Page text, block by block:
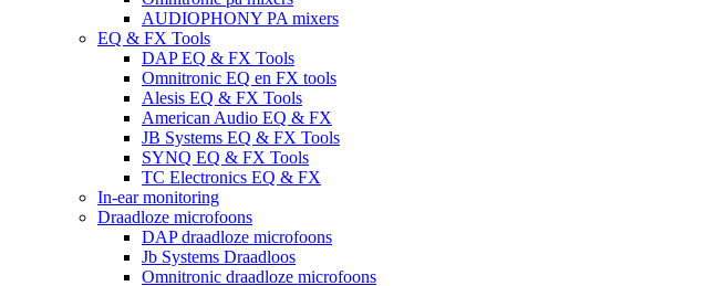
AUDIOPHONY PA mixers
EQ & FX Tools
DAP EQ & FX Tools
Omnitronic EQ en FX tools
Alesis EQ & FX Tools
American Audio EQ & FX
JB Systems EQ & FX Tools
SYNQ EQ & FX Tools
TC Electronics EQ & FX
In-ear monitoring
Draadloze microfoons
DAP draadloze microfoons
Jb Systems Draadloos
Omnitronic draadloze microfoons